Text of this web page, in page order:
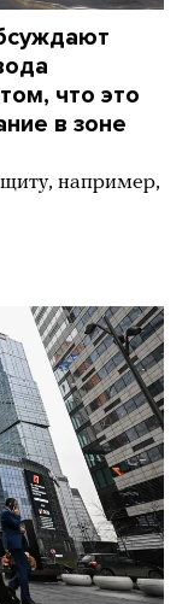
что это
в зоне
например,